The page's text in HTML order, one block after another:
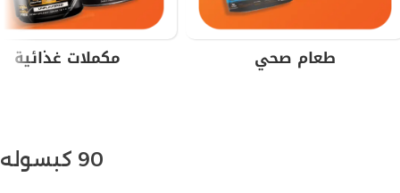
طعام صحي مكملات غذائية
90 كبسوله